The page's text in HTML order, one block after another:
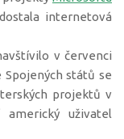
internetová
v červenci
států se
projektů v
uživatel